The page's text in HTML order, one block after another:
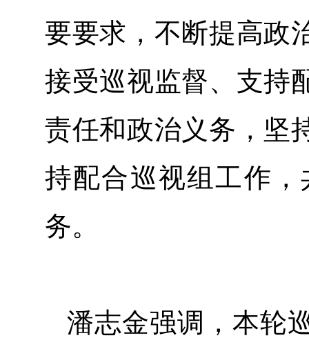
要要求，不断提高政
接受巡视监督、支持
责任和政治义务，坚
持配合巡视组工作
务。
潘志金强调，本轮